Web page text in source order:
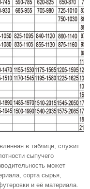
в таблице, служит
сыпучего
может
сорта сырья,
и её материала.